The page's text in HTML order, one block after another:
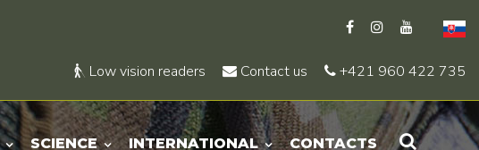
Low vision readers Contact us +421 960 422 735
SCIENCE INTERNATIONAL CONTACTS